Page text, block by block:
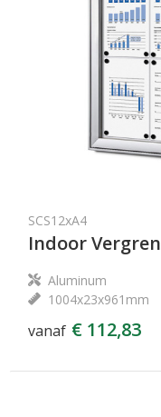
SCS12xA4
Indoor
Aluminum
1004x23x961mm
vanaf € 112,83